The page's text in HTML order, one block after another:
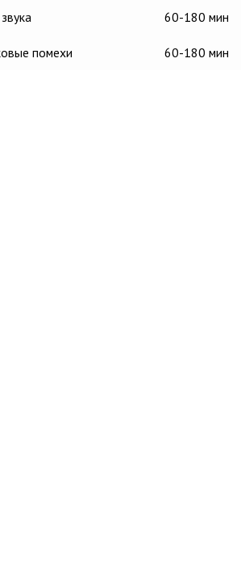
60-180 мин
помехи 60-180 мин